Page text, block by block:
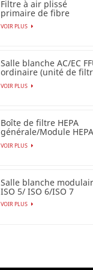
Filtre à air plissé
primaire de fibre
synthétique pour
industriel
VOIR PLUS
Salle blanche AC/EC
ordinaire (unité de
de ventilateur)
VOIR PLUS
Boîte de filtre HEPA
générale/Module HEPA
terminal
VOIR PLUS
Salle blanche
ISO 5/ ISO 6/ISO 7
VOIR PLUS